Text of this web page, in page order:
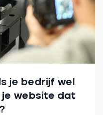
je bedrijf wel
je website dat